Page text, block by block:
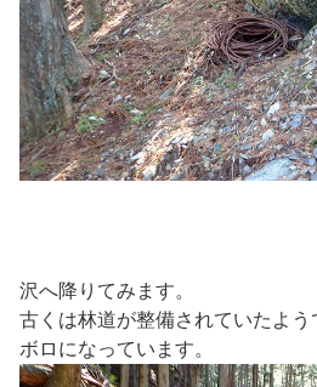
沢へ降りてみます。
古くは林道が整備されていたよ
ボロになっています。